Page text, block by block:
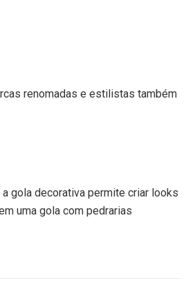
renomadas e estilistas também
gola decorativa permite criar looks
uma gola com pedrarias